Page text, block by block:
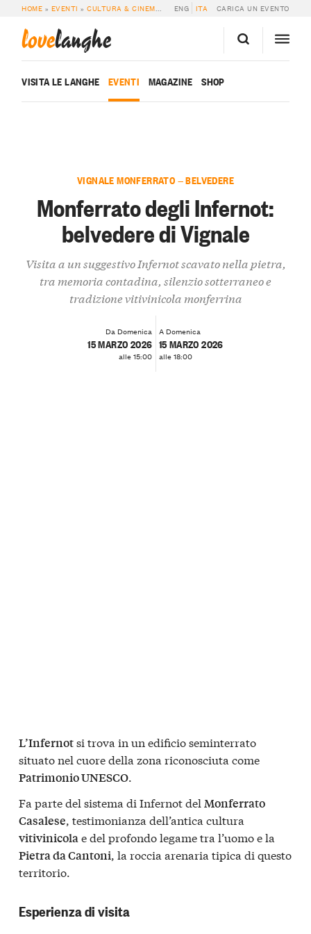
HOME » EVENTI »CULTURA & CINEMA » MONFERRATO DEGLI INFERNOT:
ENG ITA CARICA UN EVENTO
lovelanghe
VISITA LE LANGHE EVENTI MAGAZINE SHOP
VIGNALE MONFERRATO — BELVEDERE
Monferrato degli Infernot:
belvedere di Vignale
Visita a un suggestivo Infernot scavato nella pietra,
tra memoria contadina, silenzio sotterraneo e
tradizione vitivinicola monferrina
Da Domenica
15 MARZO 2026
alle 15:00
A Domenica
15 MARZO 2026
alle 18:00
L’Infernotsi trova in un edificio seminterrato
situato nel cuore della zona riconosciuta come
Patrimonio UNESCO.
Fa parte del sistema di Infernot del Monferrato
Casalese, testimonianza dell’antica cultura
vitivinicolae del profondo legame tra l’uomo e la
Pietra da Cantoni, la roccia arenaria tipica di questo
territorio.
Esperienza di visita